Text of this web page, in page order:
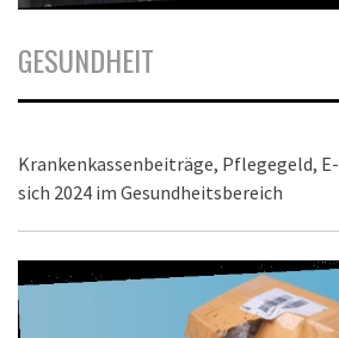
GESUNDHEIT
Krankenkassenbeiträge, Pflegegeld,
sich 2024 im Gesundheitsbereich